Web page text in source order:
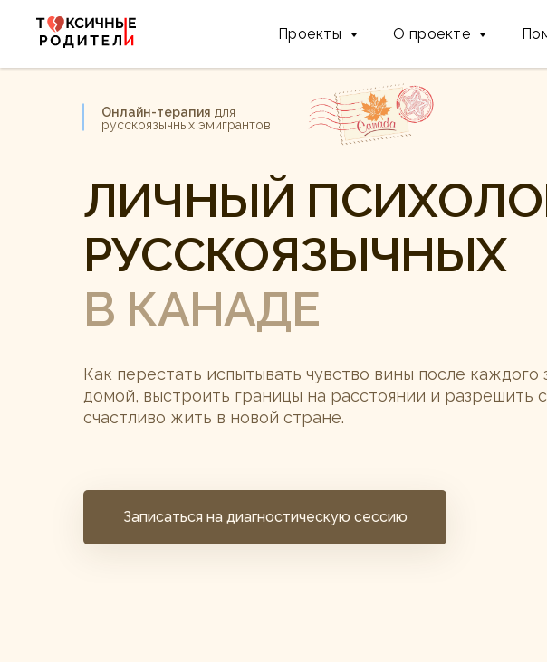
Проекты О проекте
Как перестать испытывать чувство вины после каждого
домой, выстроить границы на расстоянии и разрешить
счастливо жить в новой стране.
Онлайн-терапия для
русскоязычных эмигрантов
Записаться на диагностическую сессию
ЛИЧНЫЙ
РУССКОЯЗЫЧНЫХ
В КАНАДЕ